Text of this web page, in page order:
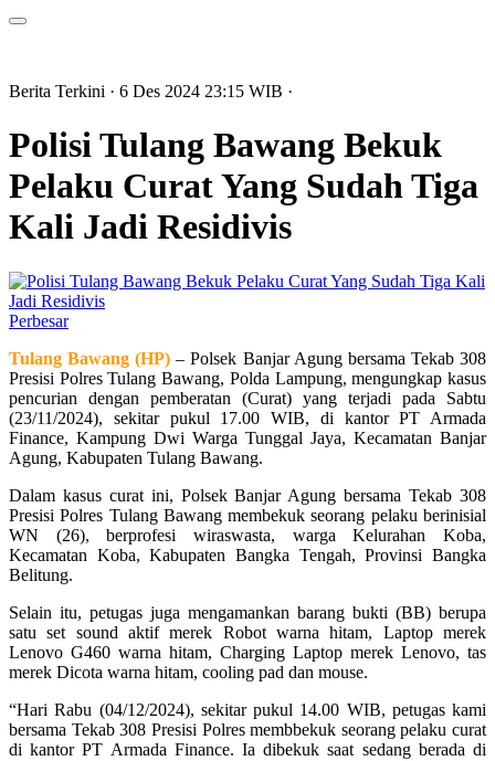
Berita Terkini · 6 Des 2024 23:15 WIB ·
Polisi Tulang Bawang Bekuk
Pelaku Curat Yang Sudah Tiga
Kali Jadi Residivis
Perbesar
Tulang Bawang (HP) – Polsek Banjar Agung bersama Tekab 308
Presisi Polres Tulang Bawang, Polda Lampung, mengungkap kasus
pencurian dengan pemberatan (Curat) yang terjadi pada Sabtu
(23/11/2024), sekitar pukul 17.00 WIB, di kantor PT Armada
Finance, Kampung Dwi Warga Tunggal Jaya, Kecamatan Banjar
Agung, Kabupaten Tulang Bawang.
Dalam kasus curat ini, Polsek Banjar Agung bersama Tekab 308
Presisi Polres Tulang Bawang membekuk seorang pelaku berinisial
WN (26), berprofesi wiraswasta, warga Kelurahan Koba,
Kecamatan Koba, Kabupaten Bangka Tengah, Provinsi Bangka
Belitung.
Selain itu, petugas juga mengamankan barang bukti (BB) berupa
satu set sound aktif merek Robot warna hitam, Laptop merek
Lenovo G460 warna hitam, Charging Laptop merek Lenovo, tas
merek Dicota warna hitam, cooling pad dan mouse.
“Hari Rabu (04/12/2024), sekitar pukul 14.00 WIB, petugas kami
bersama Tekab 308 Presisi Polres membbekuk seorang pelaku curat
di kantor PT Armada Finance. Ia dibekuk saat sedang berada di